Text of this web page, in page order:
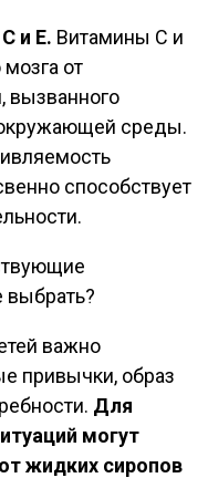
и Е. Витамины С и
от
вызванного
среды.
способствует
выбрать?
важно
привычки, образ
Для
могут
жидких сиропов